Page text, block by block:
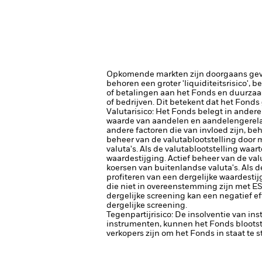
Opkomende markten zijn doorgaans
behoren een groter 'liquiditeitsrisico',
of betalingen aan het Fonds en
of bedrijven. Dit betekent dat het
Valutarisico: Het Fonds belegt in
waarde van aandelen en
andere factoren die van invloed zijn,
beheer van de valutablootstelling door
valuta's. Als de valutablootstelling
waardestijging. Actief beheer van de
koersen van buitenlandse valuta's. Als
profiteren van een dergelijke
die niet in overeenstemming zijn met
dergelijke screening kan een negatief
dergelijke screening.
Tegenpartijrisico: De insolventie van
instrumenten, kunnen het Fonds
verkopers zijn om het Fonds in staat te